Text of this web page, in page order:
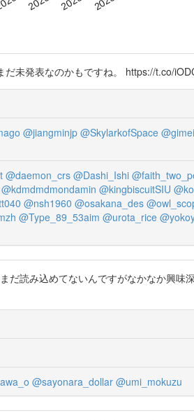
未発表なのかもですね。 https://t.co/
@jiangminjp @SkylarkofSpace
@daemon_crs @Dashi_Ishi
@kdmdmdmondamin @kingbiscuitSIU
@nsh1960 @osakana_des
@Type_89_53aim @urota_rice
だ読み込めてないんですがなかなか興味
@sayonara_dollar @umi_mokuzu